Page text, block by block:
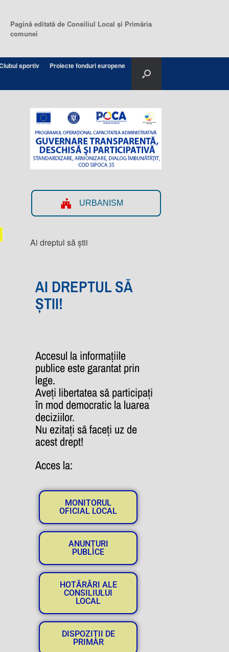
Pagină editată de Consiliul Local şi Primăria
comunei
sportiv
Proiecte fonduri europene
URBANISM
Ai dreptul să știi
AI DREPTUL SĂ
ȘTII!
Accesul la informațiile
publice este garantat prin
lege.
Aveți libertatea să participați
în mod democratic la luarea
deciziilor.
Nu ezitați să faceți uz de
acest drept!
Acces la:
MONITORUL
OFICIAL LOCAL
ANUNȚURI
PUBLICE
HOTĂRĂRI ALE
CONSILIULUI
LOCAL
DISPOZIȚII DE
PRIMAR